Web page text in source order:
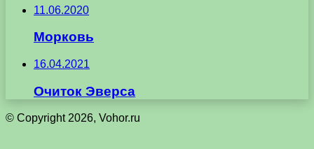
11.06.2020
Морковь
16.04.2021
Очиток Эверса
© Copyright 2026, Vohor.ru